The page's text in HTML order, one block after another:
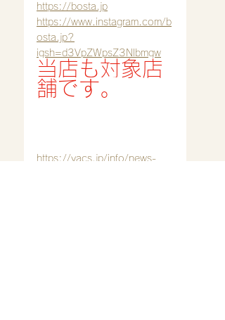
https://bosta.jp
https://www.instagram.com/b
osta.jp?
igsh=d3VpZWpsZ3Nlbmgw
当店も対象店
舗です。
https://yacs.jp/info/news-